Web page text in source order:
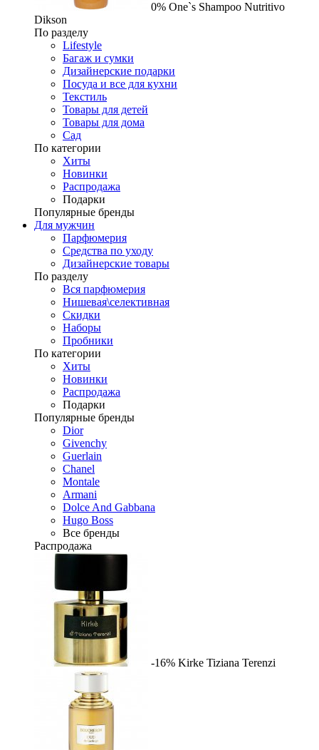
0% One`s Shampoo Nutritivo
Dikson
По разделу
Lifestyle
Багаж и сумки
Дизайнерские подарки
Посуда и все для кухни
Текстиль
Товары для детей
Товары для дома
Сад
По категории
Хиты
Новинки
Распродажа
Подарки
Популярные бренды
Для мужчин
Парфюмерия
Средства по уходу
Дизайнерские товары
По разделу
Вся парфюмерия
Нишевая\селективная
Скидки
Наборы
Пробники
По категории
Хиты
Новинки
Распродажа
Подарки
Популярные бренды
Dior
Givenchy
Guerlain
Chanel
Montale
Armani
Dolce And Gabbana
Hugo Boss
Все бренды
Распродажа
-16% Kirke Tiziana Terenzi